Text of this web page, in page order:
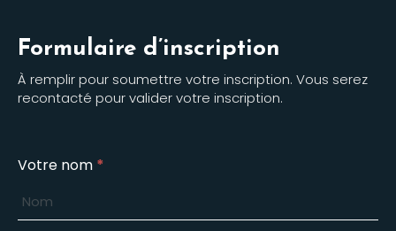
Formulaire d’inscription
À remplir pour soumettre votre inscription. Vous serez
recontacté pour valider votre inscription.
Inscription
cours
de
théâtre
Votre nom *